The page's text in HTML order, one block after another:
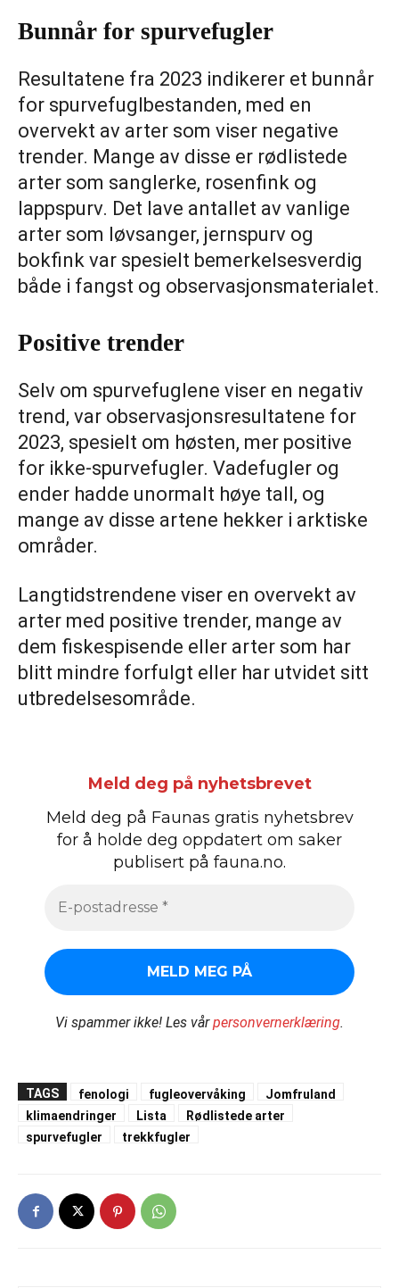
Bunnår for spurvefugler
Resultatene fra 2023 indikerer et bunnår
for spurvefuglbestanden, med en
overvekt av arter som viser negative
trender. Mange av disse er rødlistede
arter som sanglerke, rosenfink og
lappspurv. Det lave antallet av vanlige
arter som løvsanger, jernspurv og
bokfink var spesielt bemerkelsesverdig
både i fangst og observasjonsmaterialet.
Positive trender
Selv om spurvefuglene viser en negativ
trend, var observasjonsresultatene for
2023, spesielt om høsten, mer positive
for ikke-spurvefugler. Vadefugler og
ender hadde unormalt høye tall, og
mange av disse artene hekker i arktiske
områder.
Langtidstrendene viser en overvekt av
arter med positive trender, mange av
dem fiskespisende eller arter som har
blitt mindre forfulgt eller har utvidet sitt
utbredelsesområde.
Meld deg på nyhetsbrevet
Meld deg på Faunas gratis nyhetsbrev
for å holde deg oppdatert om saker
publisert på fauna.no.
Vi spammer ikke! Les vårpersonvernerklæring.
TAGS fenologi fugleovervåking
Jomfruland
klimaendringer
Lista
Rødlistede arter
spurvefugler
trekkfugler